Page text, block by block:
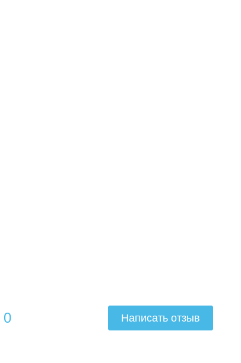
0 Написать отзыв